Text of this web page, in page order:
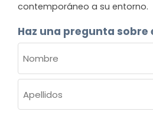
contemporáneo a su entorno.
Haz una pregunta
(OBLIGATORIO)
Nombre